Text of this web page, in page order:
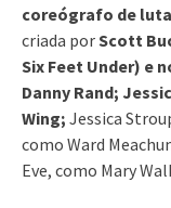
coreógrafo de
criada porScott
Six Feet Under) e
Danny Rand;
Wing; Jessica
como Ward
Eve, como Mary